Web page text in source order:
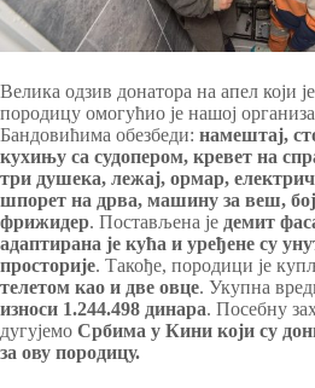
Велика одзив донатора на апел који
породицу омогућио је нашој
Бандовићима обезбеди: намештај,
кухињу са судопером, кревет на
три душека, лежај, ормар,
шпорет на дрва, машину за веш,
фрижидер. Постављена је демит
адаптирана је кућа и уређене су
просторије. Такође, породици је
телетом као и две овце. Укупна
износи 1.244.498 динара. Посебну
дугујемо Србима у Кини који су
за ову породицу.